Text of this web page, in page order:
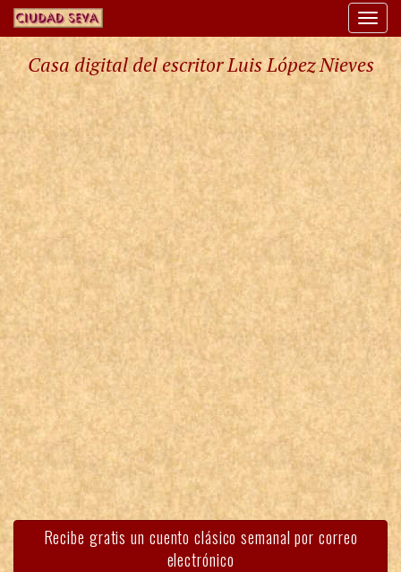
Casa digital del escritor Luis López Nieves
Recibe gratis un cuento clásico semanal por correo
electrónico